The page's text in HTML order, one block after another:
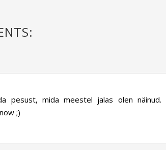
pesust, mida meestel jalas olen näinud.
;)